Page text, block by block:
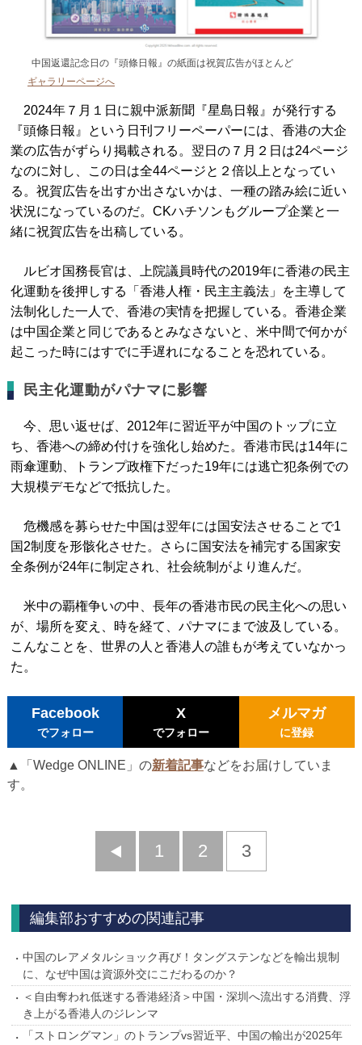
中国返還記念日の『頭條日報』の紙面は祝賀広告がほとんど
ギャラリーページへ
2024年７月１日に親中派新聞『星島日報』が発行する
『頭條日報』という日刊フリーペーパーには、香港の大企
業の広告がずらり掲載される。翌日の７月２日は24ページ
なのに対し、この日は全44ページと２倍以上となってい
る。祝賀広告を出すか出さないかは、一種の踏み絵に近い
状況になっているのだ。CKハチソンもグループ企業と一
緒に祝賀広告を出稿している。
ルビオ国務長官は、上院議員時代の2019年に香港の民主
化運動を後押しする「香港人権・民主主義法」を主導して
法制化した一人で、香港の実情を把握している。香港企業
は中国企業と同じであるとみなさないと、米中間で何かが
起こった時にはすでに手遅れになることを恐れている。
民主化運動がパナマに影響
今、思い返せば、2012年に習近平が中国のトップに立
ち、香港への締め付けを強化し始めた。香港市民は14年に
雨傘運動、トランプ政権下だった19年には逃亡犯条例での
大規模デモなどで抵抗した。
危機感を募らせた中国は翌年には国安法させることで1
国2制度を形骸化させた。さらに国安法を補完する国家安
全条例が24年に制定され、社会統制がより進んだ。
米中の覇権争いの中、長年の香港市民の民主化への思い
が、場所を変え、時を経て、パナマにまで波及している。
こんなことを、世界の人と香港人の誰もが考えていなかっ
た。
Facebook
でフォロー
X
でフォロー
メルマガ
に登録
▲「Wedge ONLINE」の新着記事などをお届けしていま
す。
前
1 2 3
編集部おすすめの関連記事
中国のレアメタルショック再び！タングステンなどを輸出規制
に、なぜ中国は資源外交にこだわるのか？
＜自由奪われ低迷する香港経済＞中国・深圳へ流出する消費、浮
き上がる香港人のジレンマ
「ストロングマン」のトランプvs習近平、中国の輸出が2025年